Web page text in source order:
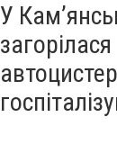
У
загорілася